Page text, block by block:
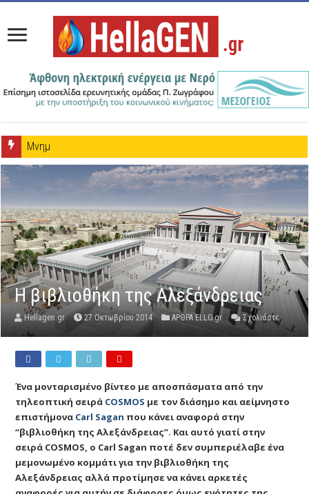
Μνημόνιο Συνεργασίας μεταξύ ΕΗΑΤΚΣ και Πέτρου
Η βιβλιοθήκη της Αλεξάνδρειας
Hellagen.gr 27 Οκτωβρίου 2014 ΑΡΘΡΑ ELLO.gr Σχολιάστε
Ένα μονταρισμένο βίντεο με αποσπάσματα από την
τηλεοπτική σειρά COSMOS με τον διάσημο και αείμνηστο
επιστήμονα Carl Sagan που κάνει αναφορά στην
“βιβλιοθήκη της Αλεξάνδρειας”. Και αυτό γιατί στην
σειρά COSMOS, ο Carl Sagan ποτέ δεν συμπεριέλαβε ένα
μεμονωμένο κομμάτι για την βιβλιοθήκη της
Αλεξάνδρειας αλλά προτίμησε να κάνει αρκετές